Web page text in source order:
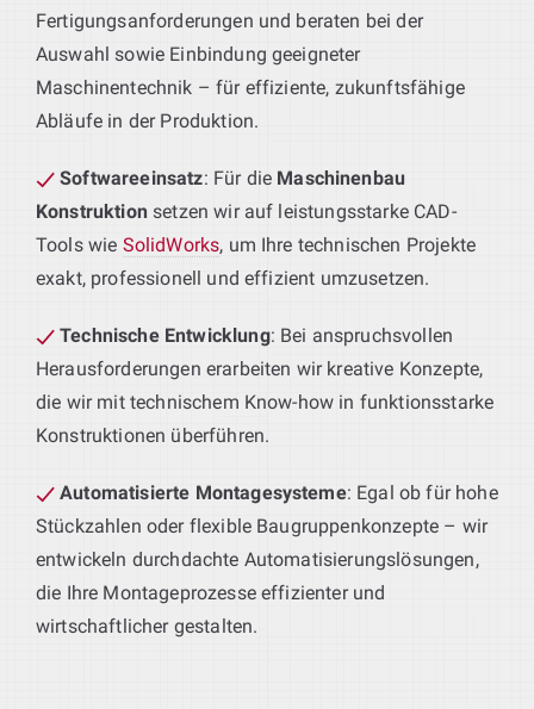
Fertigungsanforderungen und beraten bei der
Auswahl sowie Einbindung geeigneter
Maschinentechnik – für effiziente, zukunftsfähige
Abläufe in der Produktion.
Softwareeinsatz: Für die Maschinenbau
Konstruktionsetzen wir auf leistungsstarke CAD-
Tools wie SolidWorks, um Ihre technischen Projekte
exakt, professionell und effizient umzusetzen.
Technische Entwicklung: Bei anspruchsvollen
Herausforderungen erarbeiten wir kreative Konzepte,
die wir mit technischem Know-how in funktionsstarke
Konstruktionen überführen.
Automatisierte Montagesysteme: Egal ob für hohe
Stückzahlen oder flexible Baugruppenkonzepte – wir
entwickeln durchdachte Automatisierungslösungen,
die Ihre Montageprozesse effizienter und
wirtschaftlicher gestalten.